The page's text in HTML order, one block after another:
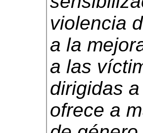
violencia
a la
a las
dirigidas
ofrece a